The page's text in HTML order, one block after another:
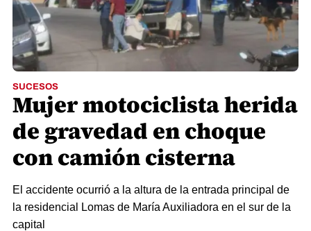
SUCESOS
Mujer motociclista herida
de gravedad en choque
con camión cisterna
El accidente ocurrió a la altura de la entrada principal de
la residencial Lomas de María Auxiliadora en el sur de la
capital